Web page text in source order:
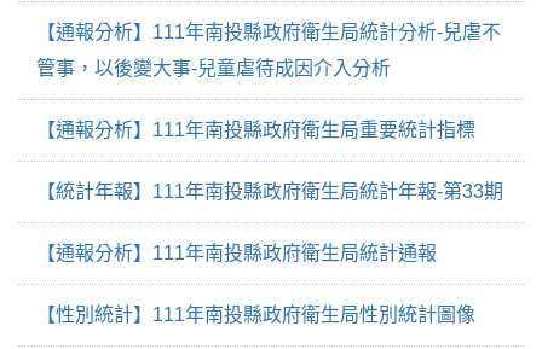
【通報分析】111年南投縣政府衛生局統計分析-兒虐不
管事，以後變大事-兒童虐待成因介入分析
【通報分析】111年南投縣政府衛生局重要統計指標
【統計年報】111年南投縣政府衛生局統計年報-第33期
【通報分析】111年南投縣政府衛生局統計通報
【性別統計】111年南投縣政府衛生局性別統計圖像